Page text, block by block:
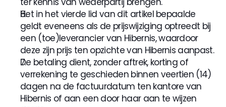
Het in het vierde lid van dit artikel bepaalde
geldt eveneens als de prijswijziging optreedt bij
een (toe)leverancier van Hibernis, waardoor
deze zijn prijs ten opzichte van Hibernis aanpast.
De betaling dient, zonder aftrek, korting of
verrekening te geschieden binnen veertien (14)
dagen na de factuurdatum ten kantore van
Hibernis of aan een door haar aan te wijzen